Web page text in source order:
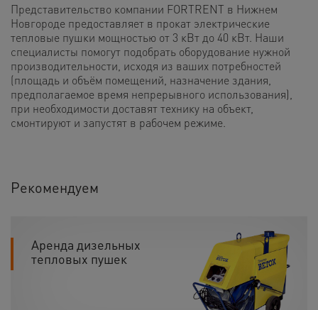
Представительство компании FORTRENT в Нижнем
Новгороде предоставляет в прокат электрические
тепловые пушки мощностью от 3 кВт до 40 кВт. Наши
специалисты помогут подобрать оборудование нужной
производительности, исходя из ваших потребностей
(площадь и объём помещений, назначение здания,
предполагаемое время непрерывного использования),
при необходимости доставят технику на объект,
смонтируют и запустят в рабочем режиме.
Рекомендуем
Аренда дизельных
тепловых пушек